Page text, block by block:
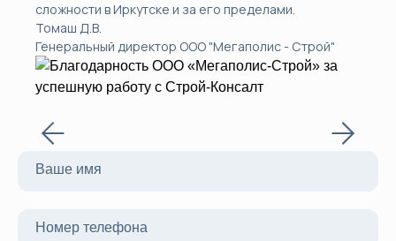
сложности в Иркутске и за его пределами.
Томаш Д.В.
Генеральный директор ООО "Мегаполис - Строй"